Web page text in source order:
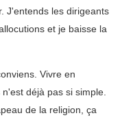
J'entends les dirigeants
et je baisse la
Vivre en
déjà pas si simple.
de la religion, ça